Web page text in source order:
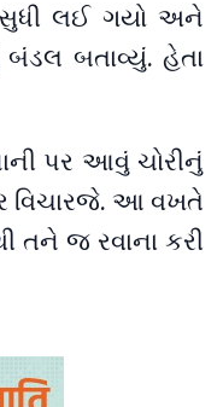
લઈ ગયો અને
બંડલ બતાવ્યું. હેતા
પર આવું ચોરીનું
વિચારજે. આ વખતે
તને જ રવાના કરી